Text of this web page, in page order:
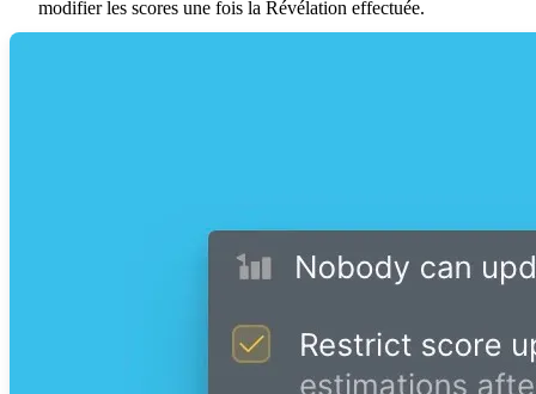
modifier les scores une fois la Révélation effectuée.